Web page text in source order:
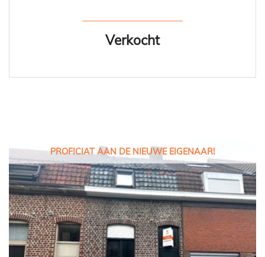
Verkocht
PROFICIAT AAN DE NIEUWE EIGENAAR!